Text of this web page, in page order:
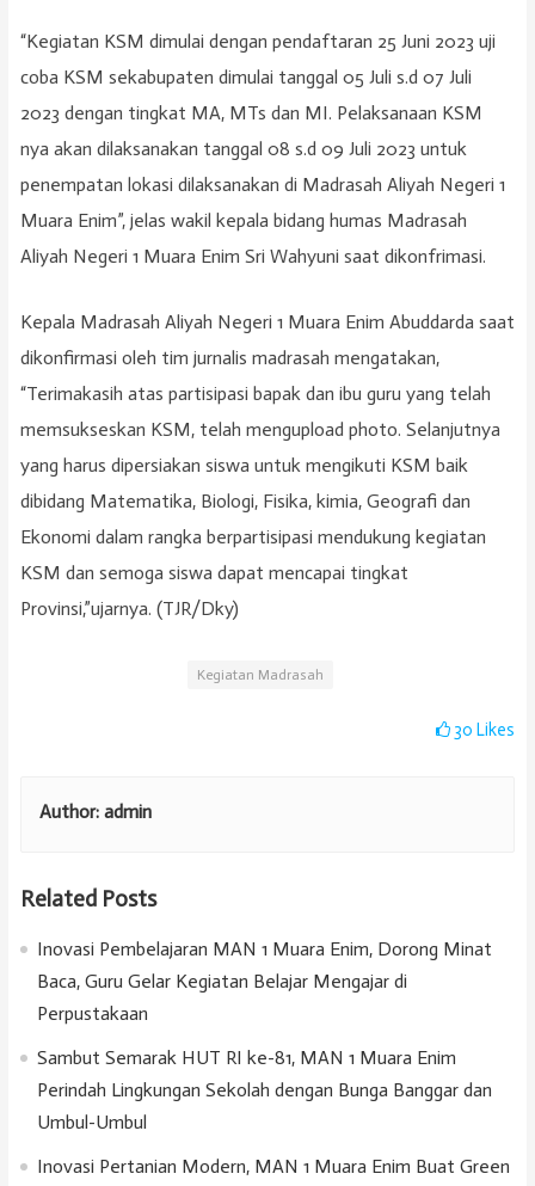
“Kegiatan KSM dimulai dengan pendaftaran 25 Juni 2023 uji
coba KSM sekabupaten dimulai tanggal 05 Juli s.d 07 Juli
2023 dengan tingkat MA, MTs dan MI. Pelaksanaan KSM
nya akan dilaksanakan tanggal 08 s.d 09 Juli 2023 untuk
penempatan lokasi dilaksanakan di Madrasah Aliyah Negeri 1
Muara Enim”, jelas wakil kepala bidang humas Madrasah
Aliyah Negeri 1 Muara Enim Sri Wahyuni saat dikonfrimasi.
Kepala Madrasah Aliyah Negeri 1 Muara Enim Abuddarda saat
dikonfirmasi oleh tim jurnalis madrasah mengatakan,
“Terimakasih atas partisipasi bapak dan ibu guru yang telah
memsukseskan KSM, telah mengupload photo. Selanjutnya
yang harus dipersiakan siswa untuk mengikuti KSM baik
dibidang Matematika, Biologi, Fisika, kimia, Geografi dan
Ekonomi dalam rangka berpartisipasi mendukung kegiatan
KSM dan semoga siswa dapat mencapai tingkat
Provinsi,”ujarnya. (TJR/Dky)
Kegiatan Madrasah
30Likes
Author: admin
Related Posts
Inovasi Pembelajaran MAN 1 Muara Enim, Dorong Minat
Baca, Guru Gelar Kegiatan Belajar Mengajar di
Perpustakaan
Sambut Semarak HUT RI ke-81, MAN 1 Muara Enim
Perindah Lingkungan Sekolah dengan Bunga Banggar dan
Umbul-Umbul
Inovasi Pertanian Modern, MAN 1 Muara Enim Buat Green